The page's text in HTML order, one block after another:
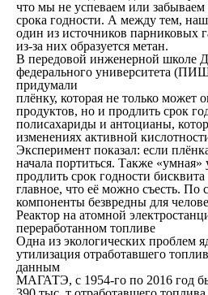
что мы не успеваем или забываем
срока годности. А между тем,
один из источников парниковых
из-за них образуется метан.
В передовой инженерной школе
федерального университета
придумали
плёнку, которая не только может
продуктов, но и продлить срок
полисахариды и антоцианы,
изменениях активной
Эксперимент показал: если
начала портиться. Также «умная»
продлить срок годности
главное, что её можно съесть. По
компоненты безвредны для
Реактор на атомной
переработанном топливе
Одна из экологических проблем
утилизация отработавшего
данным
МАГАТЭ, с 1954-го по 2016 год